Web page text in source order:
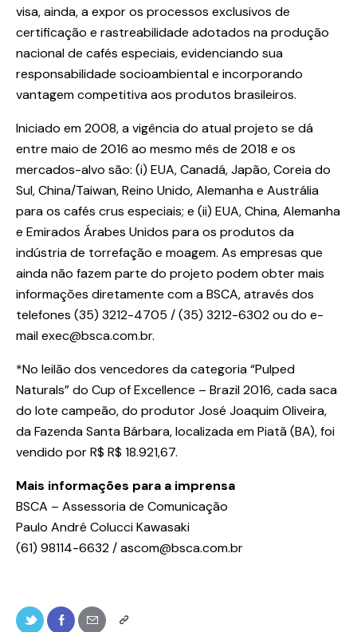
visa, ainda, a expor os processos exclusivos de
certificação e rastreabilidade adotados na produção
nacional de cafés especiais, evidenciando sua
responsabilidade socioambiental e incorporando
vantagem competitiva aos produtos brasileiros.
Iniciado em 2008, a vigência do atual projeto se dá
entre maio de 2016 ao mesmo mês de 2018 e os
mercados-alvo são: (i) EUA, Canadá, Japão, Coreia do
Sul, China/Taiwan, Reino Unido, Alemanha e Austrália
para os cafés crus especiais; e (ii) EUA, China, Alemanha
e Emirados Árabes Unidos para os produtos da
indústria de torrefação e moagem. As empresas que
ainda não fazem parte do projeto podem obter mais
informações diretamente com a BSCA, através dos
telefones (35) 3212-4705 / (35) 3212-6302 ou do e-
mail exec@bsca.com.br.
*No leilão dos vencedores da categoria “Pulped
Naturals” do Cup of Excellence – Brazil 2016, cada saca
do lote campeão, do produtor José Joaquim Oliveira,
da Fazenda Santa Bárbara, localizada em Piatã (BA), foi
vendido por R$ R$ 18.921,67.
Mais informações para a imprensa
BSCA – Assessoria de Comunicação
Paulo André Colucci Kawasaki
(61) 98114-6632 / ascom@bsca.com.br